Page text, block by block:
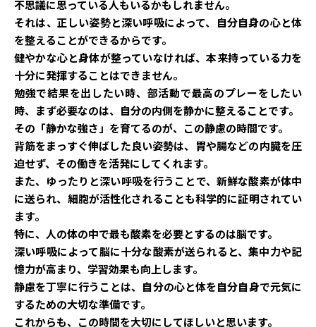
不思議に思っている人もいるかもしれません。
それは、正しい姿勢と深い呼吸によって、自分自身の心と体
を整えることができるからです。
健やかな心と身体が整っていなければ、本来持っている力を
十分に発揮することはできません。
勉強で結果を出したい時、部活動で最高のプレーをしたい
時、まず必要なのは、自分の内側を静かに整えることです。
その「静かな強さ」を育てるのが、この静慮の時間です。
背筋をまっすぐ伸ばした良い姿勢は、胃や腸などの内臓を圧
迫せず、その働きを活発にしてくれます。
また、ゆったりと深い呼吸を行うことで、新鮮な酸素が体中
に送られ、細胞が活性化されることも科学的に証明されてい
ます。
特に、人の体の中で最も酸素を必要とするのは脳です。
深い呼吸によって脳に十分な酸素が送られると、集中力や記
憶力が高まり、学習効果も向上します。
静慮を丁寧に行うことは、自分の心と体を自分自身で元気に
するための大切な準備です。
これからも、この時間を大切にしてほしいと思います。